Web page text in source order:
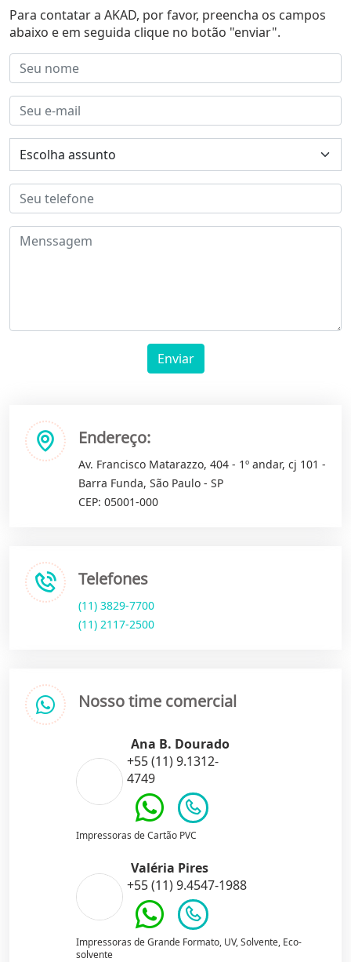
Para contatar a AKAD, por favor, preencha os campos
abaixo e em seguida clique no botão "enviar".
Enviar
Endereço:
Av. Francisco Matarazzo, 404 - 1º andar, cj 101 -
Barra Funda, São Paulo - SP
CEP: 05001-000
Telefones
(11) 3829-7700
(11) 2117-2500
Nosso time comercial
Ana B. Dourado
+55 (11) 9.1312-
4749
Impressoras de Cartão PVC
Valéria Pires
+55 (11) 9.4547-1988
Impressoras de Grande Formato, UV, Solvente, Eco-
solvente